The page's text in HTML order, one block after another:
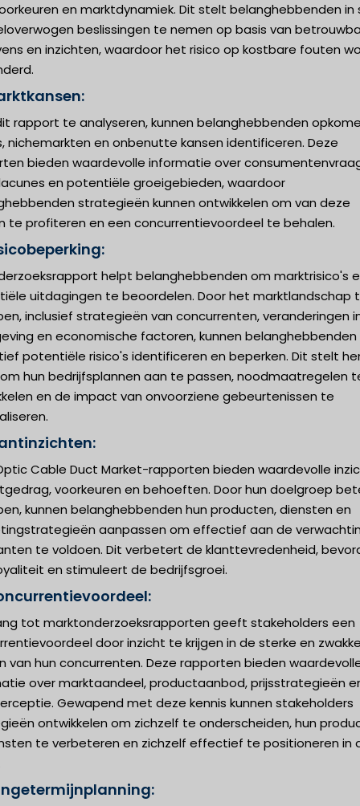
en marktdynamiek. Dit stelt belanghebbenden
beslissingen te nemen op basis van
en inzichten, waardoor het risico op kostbare fouten
rapport te analyseren, kunnen belanghebbenden
nichemarkten en onbenutte kansen identificeren. Deze
bieden waardevolle informatie over
en potentiële groeigebieden, waardoor
strategieën kunnen ontwikkelen om van deze
te profiteren en een concurrentievoordeel te behalen.
helpt belanghebbenden om marktrisico's
uitdagingen te beoordelen. Door het marktlandschap
inclusief strategieën van concurrenten, veranderingen
en economische factoren, kunnen belanghebbenden
potentiële risico's identificeren en beperken. Dit stelt
hun bedrijfsplannen aan te passen, noodmaatregelen
en de impact van onvoorziene gebeurtenissen te
Cable Duct Market-rapporten bieden waardevolle
voorkeuren en behoeften. Door hun doelgroep
kunnen belanghebbenden hun producten, diensten en
aanpassen om effectief aan de
te voldoen. Dit verbetert de klanttevredenheid,
en stimuleert de bedrijfsgroei.
tot marktonderzoeksrapporten geeft stakeholders een
door inzicht te krijgen in de sterke en
van hun concurrenten. Deze rapporten bieden
over marktaandeel, productaanbod, prijsstrategieën
Gewapend met deze kennis kunnen stakeholders
ontwikkelen om zichzelf te onderscheiden, hun
te verbeteren en zichzelf effectief te positioneren in